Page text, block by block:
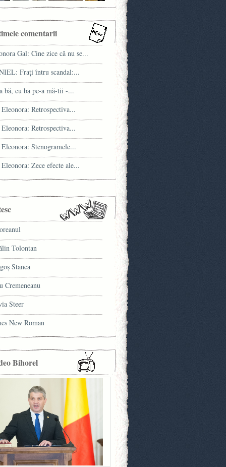
comentarii
Gal: Cine zice că nu se...
Fraţi întru scandal:...
bă, cu ba pe-a mă-tii -...
Retrospectiva...
Retrospectiva...
Stenogramele...
Zece efecte ale...
Tolontan
Stanca
Cremeneanu
Steer
New Roman
Bihorel